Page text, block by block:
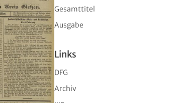
Gesamttitel
Ausgabe
Links
DFG
Archiv